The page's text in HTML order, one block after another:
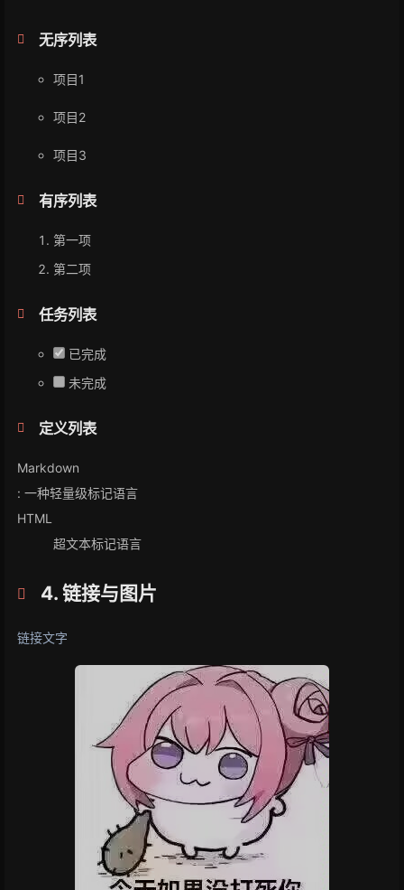
无序列表
项目1
项目2
项目3
有序列表
第一项
第二项
任务列表
已完成
未完成
定义列表
Markdown
: 一种轻量级标记语言
HTML
超文本标记语言
4. 链接与图片
链接文字